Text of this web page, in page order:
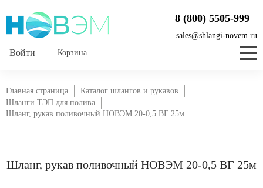
8 (800) 5505-999
sales@shlangi-novem.ru
Корзина
Главная страница
Каталог шлангов и рукавов
Шланги ТЭП для полива
Шланг, рукав поливочный НОВЭМ 20-0,5 ВГ 25м
Шланг, рукав поливочный НОВЭМ 20-0,5 ВГ 25м